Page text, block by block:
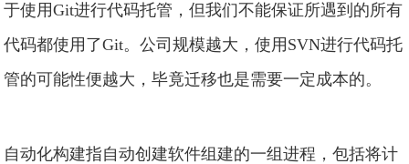
于使用Git进行代码托管，但我们不能保证所遇到的所有
代码都使用了Git。公司规模越大，使用SVN进行代码托
管的可能性便越大，毕竟迁移也是需要一定成本的。
自动化构建指自动创建软件组建的一组进程，包括将计